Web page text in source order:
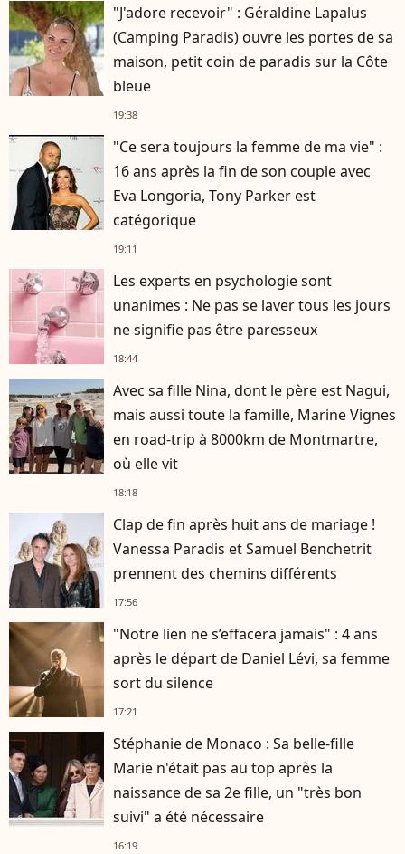
"J'adore recevoir" : Géraldine Lapalus
(Camping Paradis) ouvre les portes de sa
maison, petit coin de paradis sur la Côte
bleue
19:38
"Ce sera toujours la femme de ma vie" :
16 ans après la fin de son couple avec
Eva Longoria, Tony Parker est
catégorique
19:11
Les experts en psychologie sont
unanimes : Ne pas se laver tous les jours
ne signifie pas être paresseux
18:44
Avec sa fille Nina, dont le père est Nagui,
mais aussi toute la famille, Marine Vignes
en road-trip à 8000km de Montmartre,
où elle vit
18:18
Clap de fin après huit ans de mariage !
Vanessa Paradis et Samuel Benchetrit
prennent des chemins différents
17:56
"Notre lien ne s’effacera jamais" : 4 ans
après le départ de Daniel Lévi, sa femme
sort du silence
17:21
Stéphanie de Monaco : Sa belle-fille
Marie n'était pas au top après la
naissance de sa 2e fille, un "très bon
suivi" a été nécessaire
16:19